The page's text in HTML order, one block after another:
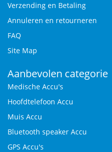
Verzending en Betaling
Annuleren en retourneren
FAQ
Site Map
Aanbevolen categorie
Medische Accu's
Hoofdtelefoon Accu
Muis Accu
Bluetooth speaker Accu
GPS Accu's